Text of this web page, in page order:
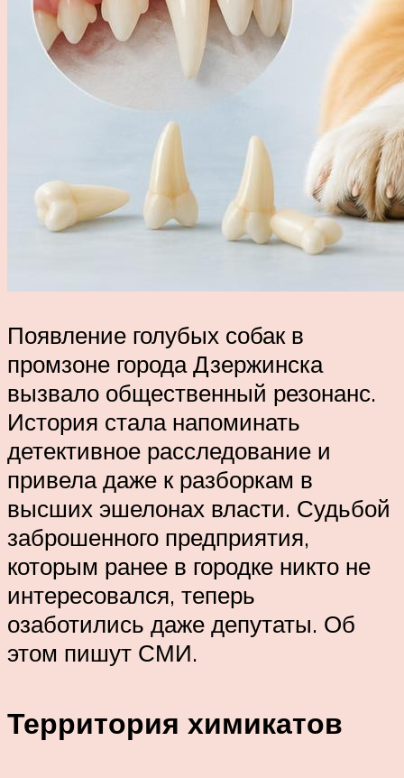
Появление голубых собак в
промзоне города Дзержинска
вызвало общественный резонанс.
История стала напоминать
детективное расследование и
привела даже к разборкам в
высших эшелонах власти. Судьбой
заброшенного предприятия,
которым ранее в городке никто не
интересовался, теперь
озаботились даже депутаты. Об
этом пишут СМИ.
Территория химикатов